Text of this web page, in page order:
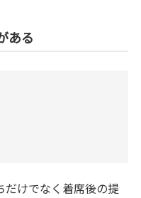
ある
だけでなく着席後の提